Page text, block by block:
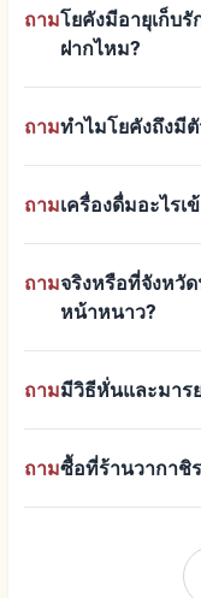
ถามโยคังมีอายุเก็บ
ฝากไหม?
ถามทำไมโยคังถึงมี
ถามเครื่องดื่มอะไร
ถามจริงหรือที่จังหวั
หน้าหนาว?
ถามมีวิธีหั่นและมาร
ถามซื้อที่ร้านวากาชิ